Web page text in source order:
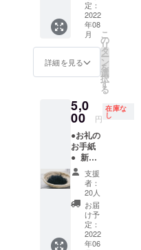
があり
ますの
で、あ
らかじ
めご了
承くだ
※ひじき
て ・消
費期
2023年
3月 ・
原材
料 石
巻産ひ
じき
（添加
物等は
一切使
用して
影、イ
ベント
撮影、
商品撮
影など
ご希望
に応じ
す。 ※
遠方へ
の交通
費、宿
泊費等
は別途
ご用意
くださ
い。 ※
有効期
限
2022年
7月1
日〜8月
定：
2022
年08
月
詳細を見る
こ
の
リ
タ
ー
ン
を
選
択
す
る
5,0
00 円
在庫な
し
●お礼の
お手紙
● 新物
乾燥ひ
じき
120g 今
年の春
に採っ
たひじ
きを天
日干し
支援
者：
20人
お届
け予
定：
2022
年06